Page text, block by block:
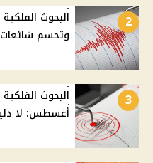
2
البحوث
وتحسم شائعات
3
أغسطس: لا